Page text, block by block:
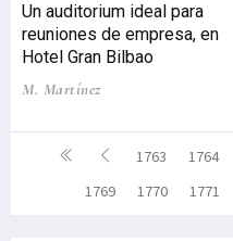
Un auditorium ideal para
reuniones de empresa, en
Hotel Gran Bilbao
M. Martínez
1763 1764
1769
1770 1771